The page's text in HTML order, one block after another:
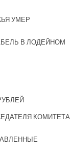
УМЕР
В ЛОДЕЙНОМ
КОМИТЕТА